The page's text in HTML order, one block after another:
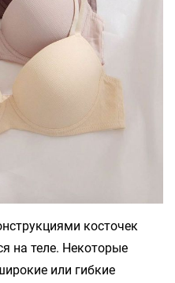
косточек
на теле. Некоторые
или гибкие